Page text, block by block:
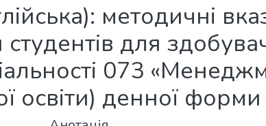
методичні
для
073
освіти) денної